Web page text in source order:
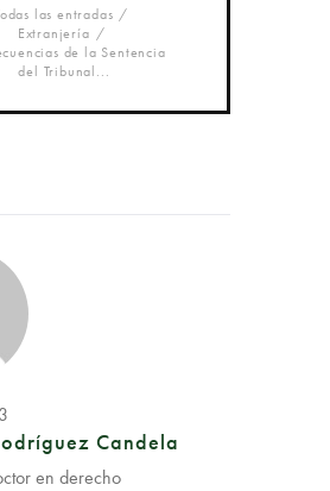
las entradas
Extranjería
de la Sentencia
del Tribunal...
Candela
en derecho